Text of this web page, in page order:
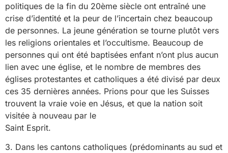
politiques de la fin du 20ème siècle ont entraîné une
crise d’identité et la peur de l’incertain chez beaucoup
de personnes. La jeune génération se tourne plutôt vers
les religions orientales et l’occultisme. Beaucoup de
personnes qui ont été baptisées enfant n’ont plus aucun
lien avec une église, et le nombre de membres des
églises protestantes et catholiques a été divisé par deux
ces 35 dernières années. Prions pour que les Suisses
trouvent la vraie voie en Jésus, et que la nation soit
visitée à nouveau par le
Saint Esprit.
3. Dans les cantons catholiques (prédominants au sud et